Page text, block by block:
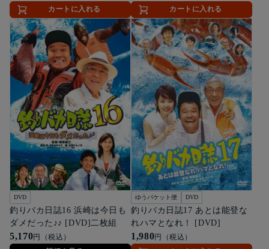
カートに入れる
カートに入れる
DVD
釣りバカ日誌16 浜崎は今日も
ダメだった♪♪ [DVD]二枚組
5,170円（税込）
ゆうパケット便 DVD
釣りバカ日誌17 あとは能登な
れハマとなれ！ [DVD]
1,980円（税込）